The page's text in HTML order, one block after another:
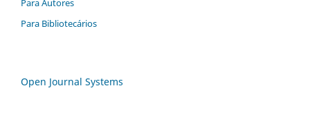
Para Autores
Para Bibliotecários
Open Journal Systems